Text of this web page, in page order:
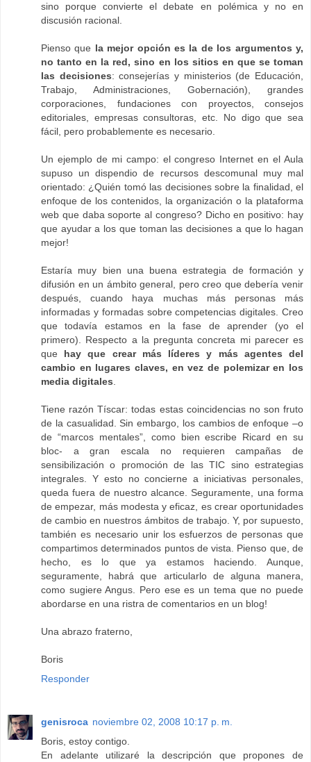
sino porque convierte el debate en polémica y no en
discusión racional.
Pienso que la mejor opción es la de los argumentos y,
no tanto en la red, sino en los sitios en que se toman
las decisiones: consejerías y ministerios (de Educación,
Trabajo, Administraciones, Gobernación), grandes
corporaciones, fundaciones con proyectos, consejos
editoriales, empresas consultoras, etc. No digo que sea
fácil, pero probablemente es necesario.
Un ejemplo de mi campo: el congreso Internet en el Aula
supuso un dispendio de recursos descomunal muy mal
orientado: ¿Quién tomó las decisiones sobre la finalidad, el
enfoque de los contenidos, la organización o la plataforma
web que daba soporte al congreso? Dicho en positivo: hay
que ayudar a los que toman las decisiones a que lo hagan
mejor!
Estaría muy bien una buena estrategia de formación y
difusión en un ámbito general, pero creo que debería venir
después, cuando haya muchas más personas más
informadas y formadas sobre competencias digitales. Creo
que todavía estamos en la fase de aprender (yo el
primero). Respecto a la pregunta concreta mi parecer es
que hay que crear más líderes y más agentes del
cambio en lugares claves, en vez de polemizar en los
media digitales.
Tiene razón Tíscar: todas estas coincidencias no son fruto
de la casualidad. Sin embargo, los cambios de enfoque –o
de “marcos mentales”, como bien escribe Ricard en su
bloc- a gran escala no requieren campañas de
sensibilización o promoción de las TIC sino estrategias
integrales. Y esto no concierne a iniciativas personales,
queda fuera de nuestro alcance. Seguramente, una forma
de empezar, más modesta y eficaz, es crear oportunidades
de cambio en nuestros ámbitos de trabajo. Y, por supuesto,
también es necesario unir los esfuerzos de personas que
compartimos determinados puntos de vista. Pienso que, de
hecho, es lo que ya estamos haciendo. Aunque,
seguramente, habrá que articularlo de alguna manera,
como sugiere Angus. Pero ese es un tema que no puede
abordarse en una ristra de comentarios en un blog!
Una abrazo fraterno,
Boris
Responder
genisroca noviembre 02, 2008 10:17 p. m.
Boris, estoy contigo.
En adelante utilizaré la descripción que propones de